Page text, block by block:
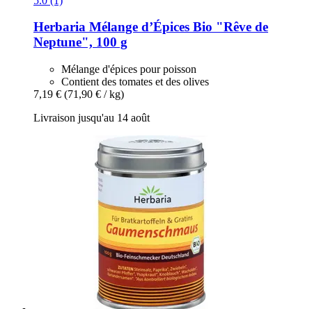
Herbaria Mélange d’Épices Bio "Rêve de
Neptune", 100 g
Mélange d'épices pour poisson
Contient des tomates et des olives
7,19 € (71,90 € / kg)
Livraison jusqu'au 14 août